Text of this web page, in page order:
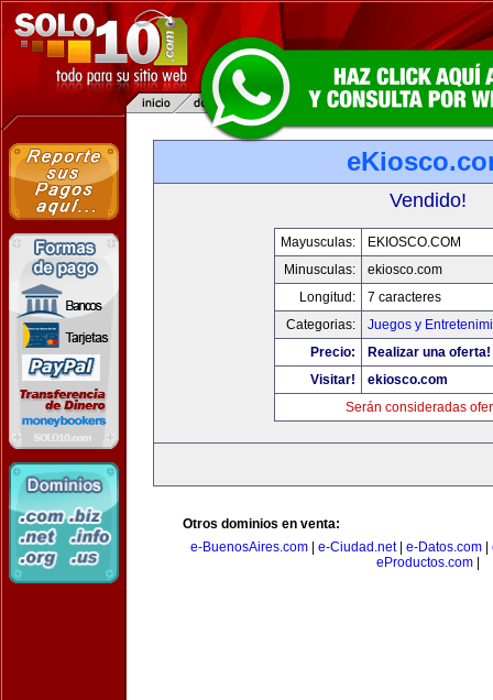
Vendido!
Mayusculas:
EKIOSCO.COM
Minusculas:
ekiosco.com
Longitud:
7 caracteres
Categorias:
Juegos y
Precio:
Realizar una oferta!
Visitar!
ekiosco.com
Serán consideradas
Otros dominios en venta:
e-BuenosAires.com| e-Ciudad.net| e-Datos.com|
eProductos.com